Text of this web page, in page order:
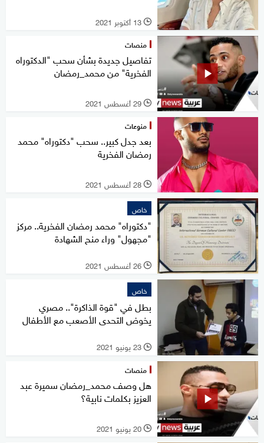
l 13 أكتوبر 2021
منصات
تفاصيل جديدة بشأن سحب "الدكتوراه
الفخرية" من محمد_رمضان
l 29 أغسطس 2021
منوعات
بعد جدل كبير.. سحب "دكتوراه" محمد
رمضان الفخرية
l 28 أغسطس 2021
خاص
"دكتوراه" محمد رمضان الفخرية.. مركز
"مجهول" وراء منح الشهادة
l 26 أغسطس 2021
خاص
بطل في "قوة الذاكرة".. مصري
يخوض التحدى الأصعب مع الأطفال
l 23 يونيو 2021
منصات
هل وصف محمد_رمضان سميرة عبد
العزيز بكلمات نابية؟
l 20 يونيو 2021